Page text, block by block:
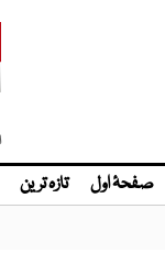
صفحۂ اول تازہ ترین